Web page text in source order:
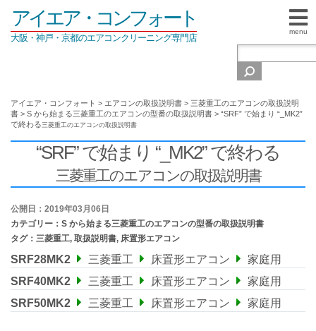
menu
アイエア・コンフォート
大阪・神戸・京都のエアコンクリーニング専門店
アイエア・コンフォート > エアコンの取扱説明書 > 三菱重工のエアコンの取扱説明
書 > S から始まる三菱重工のエアコンの型番の取扱説明書 > “SRF” で始まり “_MK2”
で終わる三菱重工のエアコンの取扱説明書
“SRF” で始まり “_MK2” で終わる
三菱重工のエアコンの取扱説明書
公開日：2019年03月06日
カテゴリー： S から始まる三菱重工のエアコンの型番の取扱説明書
タグ： 三菱重工, 取扱説明書, 床置形エアコン
SRF28MK2 三菱重工 床置形エアコン
家庭用
SRF40MK2
三菱重工 床置形エアコン
家庭用
SRF50MK2
三菱重工 床置形エアコン 家庭用